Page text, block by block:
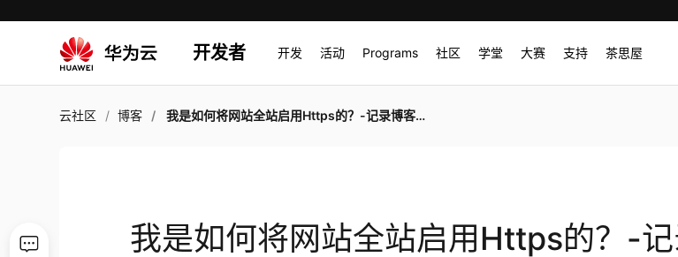
开发者 开发 活动 Programs 社区 学堂 大赛 支持 茶思屋
云社区 博客 我是如何将网站全站启用Https的？-记录博客安装配置SSL证书全过程
我是如何将网站全站启用Https的？-